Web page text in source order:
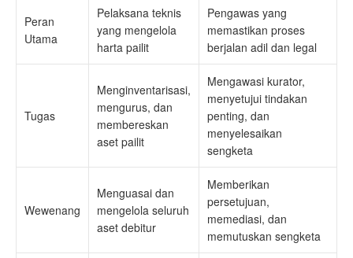
Peran
Utama
Pelaksana teknis
yang mengelola
harta pailit
Pengawas yang
memastikan proses
berjalan adil dan legal
Tugas
Menginventarisasi,
mengurus, dan
membereskan
aset pailit
Mengawasi kurator,
menyetujui tindakan
penting, dan
menyelesaikan
sengketa
Wewenang
Menguasai dan
mengelola seluruh
aset debitur
Memberikan
persetujuan,
memediasi, dan
memutuskan sengketa